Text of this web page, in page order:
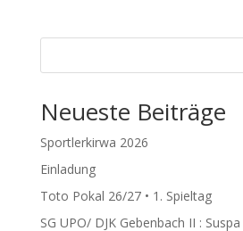
Neueste Beiträge
Sportlerkirwa 2026
Einladung
Toto Pokal 26/27 • 1. Spieltag
SG UPO/ DJK Gebenbach II :